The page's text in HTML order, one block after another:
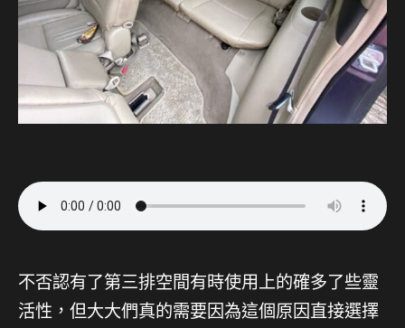
不否認有了第三排空間有時使用上的確多了些靈
活性，但大大們真的需要因為這個原因直接選擇